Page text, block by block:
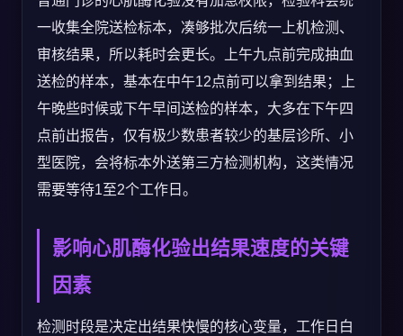
一收集全院送检标本，凑够批次后统一上机检测、
审核结果，所以耗时会更长。上午九点前完成抽血
送检的样本，基本在中午12点前可以拿到结果；上
午晚些时候或下午早间送检的样本，大多在下午四
点前出报告，仅有极少数患者较少的基层诊所、小
型医院，会将标本外送第三方检测机构，这类情况
需要等待1至2个工作日。
影响心肌酶化验出结果速度的关键
因素
检测时段是决定出结果快慢的核心变量，工作日白